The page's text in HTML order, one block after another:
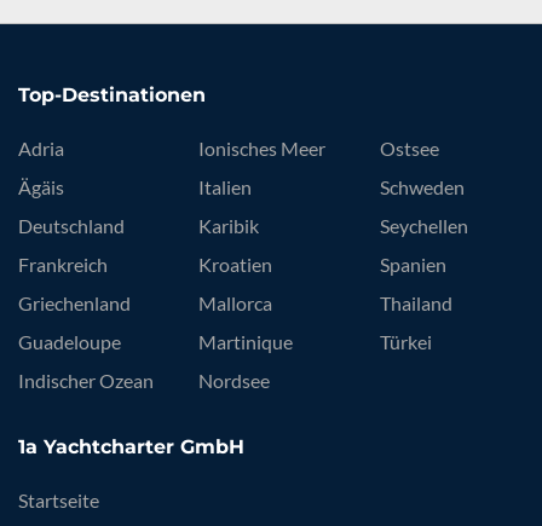
Top-Destinationen
Adria
Ägäis
Deutschland
Frankreich
Griechenland
Guadeloupe
Indischer Ozean
Ionisches Meer
Italien
Karibik
Kroatien
Mallorca
Martinique
Nordsee
Ostsee
Schweden
Seychellen
Spanien
Thailand
Türkei
1a Yachtcharter GmbH
Startseite